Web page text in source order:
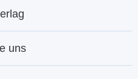
uns